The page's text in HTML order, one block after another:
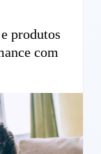
produtos
com